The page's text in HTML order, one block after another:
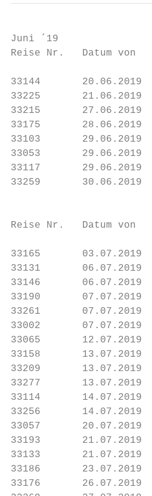
Juni ´19
Reise Nr.   Datum
33144
33225
33215
33175
33103
33053
33117
33259
Reise Nr.   Datum
33165
33131
33146
33190
33261       07.07.2019
33002
33065
33158
33209
33277
33114
33256
33057
33193
33133
33186
33176